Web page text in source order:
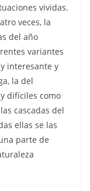
vividas.
veces, la
del año
variantes
interesante y
la del
difíciles como
cascadas del
ellas se las
parte de